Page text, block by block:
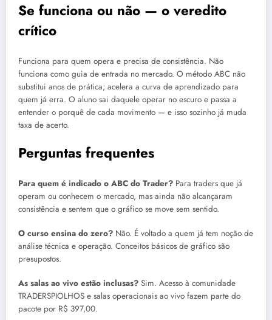
Se funciona ou não — o veredito
crítico
Funciona para quem opera e precisa de consistência. Não
funciona como guia de entrada no mercado. O método ABC não
substitui anos de prática; acelera a curva de aprendizado para
quem já erra. O aluno sai daquele operar no escuro e passa a
entender o porquê de cada movimento — e isso sozinho já muda
taxa de acerto.
Perguntas frequentes
Para quem é indicado o ABC do Trader? Para traders que já
operam ou conhecem o mercado, mas ainda não alcançaram
consistência e sentem que o gráfico se move sem sentido.
O curso ensina do zero? Não. É voltado a quem já tem noção de
análise técnica e operação. Conceitos básicos de gráfico são
presupostos.
As salas ao vivo estão inclusas? Sim. Acesso à comunidade
TRADERSPIOLHOS e salas operacionais ao vivo fazem parte do
pacote por R$ 397,00.